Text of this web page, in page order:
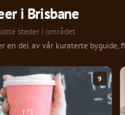
i Brisbane
steder i området
en del av vår kuraterte
9